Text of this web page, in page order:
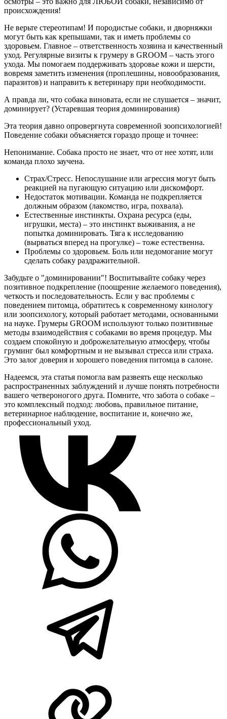
происхождения!
Не верьте стереотипам! И породистые собаки, и дворняжки
могут быть как крепышами, так и иметь проблемы со
здоровьем. Главное – ответственность хозяина и качественный
уход. Регулярные визиты к грумеру в GROOM – часть этого
ухода. Мы помогаем поддерживать здоровье кожи и шерсти,
вовремя заметить изменения (проплешины, новообразования,
паразитов) и направить к ветеринару при необходимости.
А правда ли, что собака виновата, если не слушается – значит,
доминирует? (Устаревшая теория доминирования)
Эта теория давно опровергнута современной зоопсихологией!
Поведение собаки объясняется гораздо проще и точнее:
Непонимание. Собака просто не знает, что от нее хотят, или
команда плохо заучена.
Страх/Стресс. Непослушание или агрессия могут быть
реакцией на пугающую ситуацию или дискомфорт.
Недостаток мотивации. Команда не подкрепляется
должным образом (лакомство, игра, похвала).
Естественные инстинкты. Охрана ресурса (еды,
игрушки, места) – это инстинкт выживания, а не
попытка доминировать. Тяга к исследованию
(вырваться вперед на прогулке) – тоже естественна.
Проблемы со здоровьем. Боль или недомогание могут
сделать собаку раздражительной.
Забудьте о "доминировании"! Воспитывайте собаку через
позитивное подкрепление (поощрение желаемого поведения),
четкость и последовательность. Если у вас проблемы с
поведением питомца, обратитесь к современному кинологу
или зоопсихологу, который работает методами, основанными
на науке. Грумеры GROOM используют только позитивные
методы взаимодействия с собаками во время процедур. Мы
создаем спокойную и доброжелательную атмосферу, чтобы
груминг был комфортным и не вызывал стресса или страха.
Это залог доверия и хорошего поведения питомца в салоне.
Надеемся, эта статья помогла вам развеять еще несколько
распространенных заблуждений и лучше понять потребности
вашего четвероногого друга. Помните, что забота о собаке –
это комплексный подход: любовь, правильное питание,
ветеринарное наблюдение, воспитание и, конечно же,
профессиональный уход.